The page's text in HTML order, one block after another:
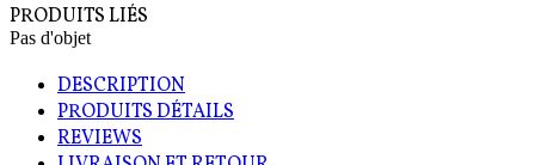
PRODUITS LIÉS
Pas d'objet
DESCRIPTION
PRODUITS DÉTAILS
REVIEWS